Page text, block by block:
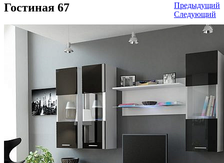
Предыдущий
Следующий
Гостиная 67